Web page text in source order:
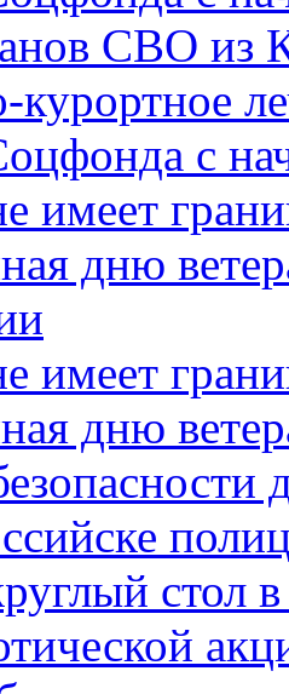
СВО из
курортное
с
имеет
дню
имеет
дню
стол